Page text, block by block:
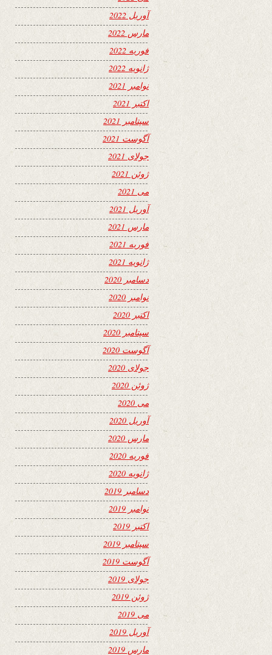
آوریل 2022
مارس 2022
فوریه 2022
ژانویه 2022
نوامبر 2021
اکتبر 2021
سپتامبر 2021
آگوست 2021
جولای 2021
ژوئن 2021
می 2021
آوریل 2021
مارس 2021
فوریه 2021
ژانویه 2021
دسامبر 2020
نوامبر 2020
اکتبر 2020
سپتامبر 2020
آگوست 2020
جولای 2020
ژوئن 2020
می 2020
آوریل 2020
مارس 2020
فوریه 2020
ژانویه 2020
دسامبر 2019
نوامبر 2019
اکتبر 2019
سپتامبر 2019
آگوست 2019
جولای 2019
ژوئن 2019
می 2019
آوریل 2019
مارس 2019